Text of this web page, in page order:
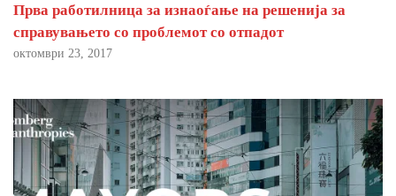
Прва работилница за изнаоѓање на решенија за
справувањето со проблемот со отпадот
октомври 23, 2017